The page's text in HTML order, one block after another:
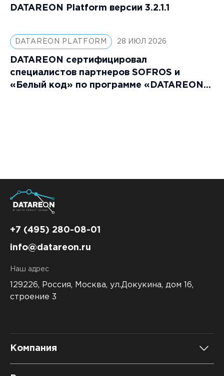
DATAREON Platform версии 3.2.1.1
DATAREON PLATFORM 28 ИЮЛ 2026
DATAREON сертифицировал
специалистов партнеров SOFROS и
«Белый код» по программе «DATAREON
+7 (495) 280-08-01
info@datareon.ru
Наш адрес
129226, Россия, Москва, ул.Докукина, дом 16,
строение 3
Компания